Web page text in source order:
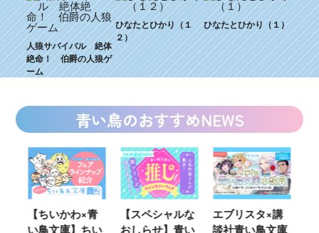
人狼サバイバル 絶体
絶命！ 伯爵の人狼ゲ
ーム
ひなたとひかり（１
２）
ひなたとひかり（１）
青い鳥のおすすめNEWS
【ちいかわ×青
い鳥文庫】ちい
【スペシャルな
おしらせ】青い
エブリスタ×講
談社青い鳥文庫
女さ